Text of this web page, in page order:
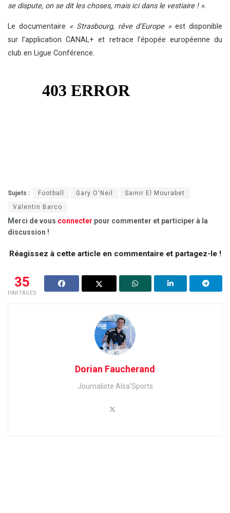
se dispute, on se dit les choses, mais ici dans le vestiaire ! ».
Le documentaire « Strasbourg, rêve d’Europe » est disponible
sur l’application CANAL+ et retrace l’épopée européenne du
club en Ligue Conférence.
Sujets : Football Gary O'Neil
Samir El Mourabet
Valentin Barco
Merci de vous connecter pour commenter et participer à la
discussion !
Réagissez à cette article en commentaire et partagez-le !
35
PARTAGES
Dorian Faucherand
Journaliste Alsa'Sports